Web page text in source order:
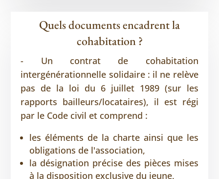
Quels documents encadrent la
cohabitation ?
- Un contrat de cohabitation
intergénérationnelle solidaire : il ne relève
pas de la loi du 6 juillet 1989 (sur les
rapports bailleurs/locataires), il est régi
par le Code civil et comprend :
les éléments de la charte ainsi que les
obligations de l'association,
la désignation précise des pièces mises
à la disposition exclusive du jeune,